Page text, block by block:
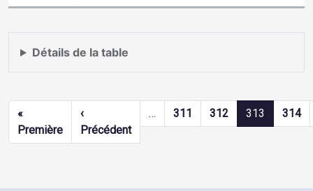
Détails de la table
Pagination
«
PremièrePremière page
‹
PrécédentPage précédente
… 311 312 313 314